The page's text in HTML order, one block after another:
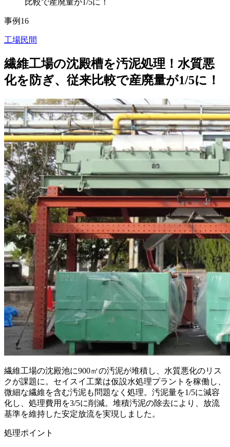
事例16
工場民間
繊維工場の沈殿槽を汚泥処理！水質悪
化を防ぎ、従来比較で産廃量が1/5に！
繊維工場の沈殿池に900㎥の汚泥が堆積し、水質悪化のリス
クが課題に。セイスイ工業は仮設水処理プラントを稼働し、
微細な繊維を含む汚泥も問題なく処理。汚泥量を1/5に減容
化し、処理費用を3/5に削減。堆積汚泥の除去により、放流
基準を維持した安定放流を実現しました。
処理ポイント